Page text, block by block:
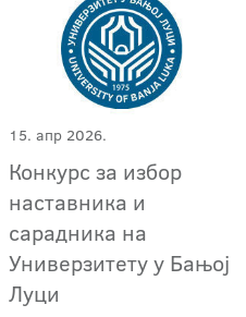
15. апр 2026.
Конкурс за избор
наставника и
сарадника на
Универзитету у Бањој
Луци